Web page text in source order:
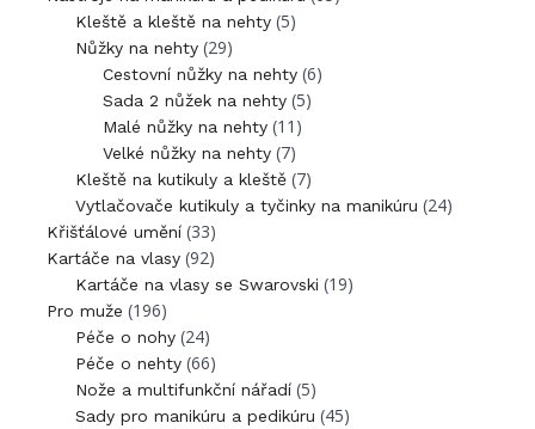
Kleště a kleště na nehty (5)
Nůžky na nehty (29)
Cestovní nůžky na nehty (6)
Sada 2 nůžek na nehty (5)
Malé nůžky na nehty (11)
Velké nůžky na nehty (7)
Kleště na kutikuly a kleště (7)
Vytlačovače kutikuly a tyčinky na manikúru (24)
Křišťálové umění (33)
Kartáče na vlasy (92)
Kartáče na vlasy se Swarovski (19)
Pro muže (196)
Péče o nohy (24)
Péče o nehty (66)
Nože a multifunkční nářadí (5)
Sady pro manikúru a pedikúru (45)